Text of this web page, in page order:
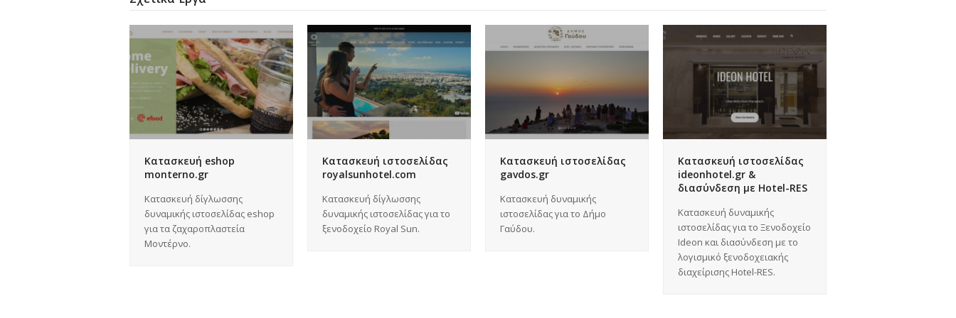
Κατασκευή eshop
monterno.gr
Κατασκευή δίγλωσσης
δυναμικής ιστοσελίδας eshop
για τα ζαχαροπλαστεία
Μοντέρνο.
Κατασκευή ιστοσελίδας
royalsunhotel.com
Κατασκευή δίγλωσσης
δυναμικής ιστοσελίδας για το
ξενοδοχείο Royal Sun.
Κατασκευή ιστοσελίδας
gavdos.gr
Κατασκευή δυναμικής
ιστοσελίδας για το Δήμο
Γαύδου.
Κατασκευή ιστοσελίδας
ideonhotel.gr &
διασύνδεση με Hotel-RES
Κατασκευή δυναμικής
ιστοσελίδας για το Ξενοδοχείο
Ideon και διασύνδεση με το
λογισμικό ξενοδοχειακής
διαχείρισης Hotel-RES.